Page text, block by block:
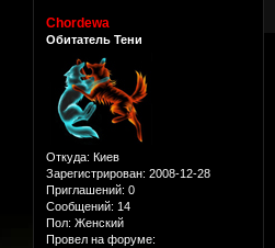
Chordewa
Обитатель Тени
Откуда: Киев
Зарегистрирован: 2008-12-28
Приглашений: 0
Сообщений: 14
Пол: Женский
Провел на форуме: